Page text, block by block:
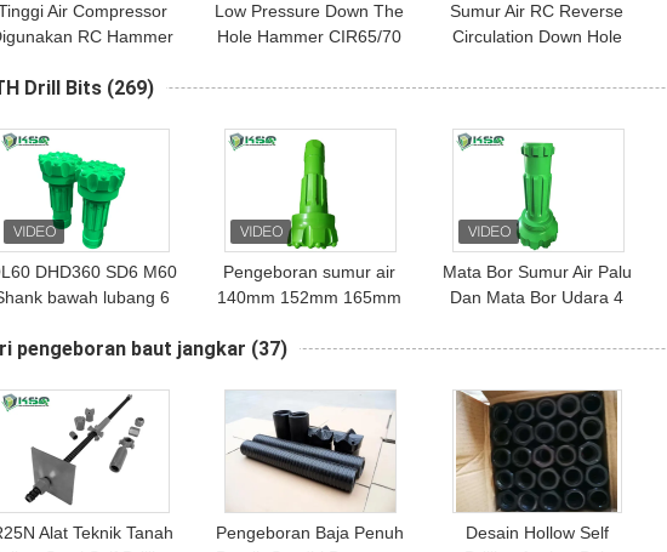
Air Compressor
RC Hammer
Drilling
Low Pressure Down The
Hole Hammer CIR65/70
Sumur
Sumur Air RC Reverse
Circulation Down Hole
Dalam Pengeboran
Drill Bits (269)
DHD360 SD6 M60
bawah lubang 6
Pengeboran sumur air
140mm 152mm 165mm
DTH Mata Bor
Mata Bor Sumur Air Palu
Dan Mata Bor Udara 4
Hammer Button Bit
pengeboran baut jangkar (37)
Alat Teknik Tanah
Pengeboran Baja Penuh
Desain Hollow Self